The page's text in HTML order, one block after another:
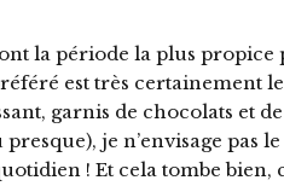
la période la plus propice
est très certainement
garnis de chocolats et
je n’envisage pas
! Et cela tombe bien,